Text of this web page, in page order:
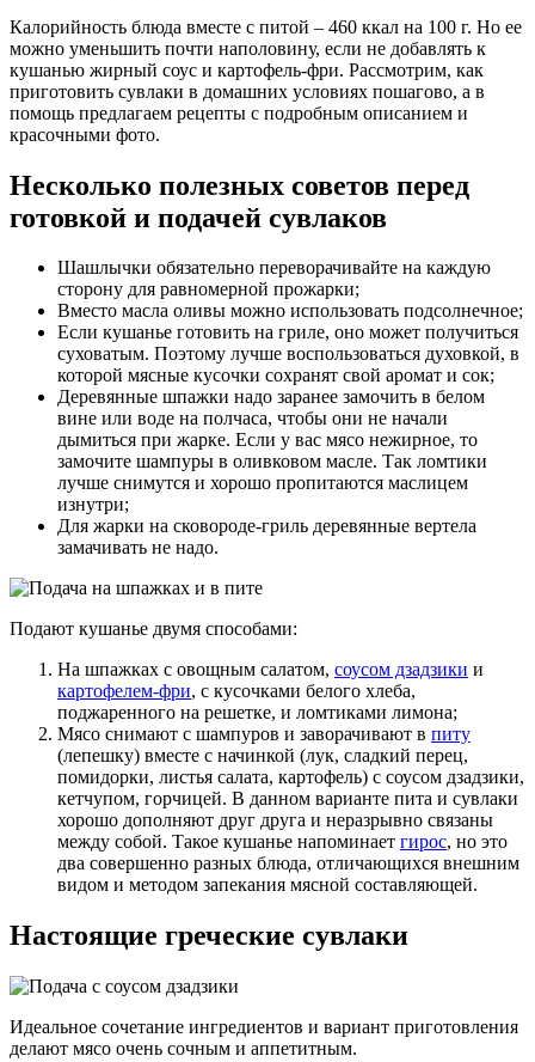
Калорийность блюда вместе с питой – 460 ккал на 100 г. Но ее
можно уменьшить почти наполовину, если не добавлять к
кушанью жирный соус и картофель-фри. Рассмотрим, как
приготовить сувлаки в домашних условиях пошагово, а в
помощь предлагаем рецепты с подробным описанием и
красочными фото.
Несколько полезных советов перед
готовкой и подачей сувлаков
Шашлычки обязательно переворачивайте на каждую
сторону для равномерной прожарки;
Вместо масла оливы можно использовать подсолнечное;
Если кушанье готовить на гриле, оно может получиться
суховатым. Поэтому лучше воспользоваться духовкой, в
которой мясные кусочки сохранят свой аромат и сок;
Деревянные шпажки надо заранее замочить в белом
вине или воде на полчаса, чтобы они не начали
дымиться при жарке. Если у вас мясо нежирное, то
замочите шампуры в оливковом масле. Так ломтики
лучше снимутся и хорошо пропитаются маслицем
изнутри;
Для жарки на сковороде-гриль деревянные вертела
замачивать не надо.
Подают кушанье двумя способами:
На шпажках с овощным салатом, соусом дзадзики и
картофелем-фри, с кусочками белого хлеба,
поджаренного на решетке, и ломтиками лимона;
Мясо снимают с шампуров и заворачивают в питу
(лепешку) вместе с начинкой (лук, сладкий перец,
помидорки, листья салата, картофель) с соусом дзадзики,
кетчупом, горчицей. В данном варианте пита и сувлаки
хорошо дополняют друг друга и неразрывно связаны
между собой. Такое кушанье напоминает гирос, но это
два совершенно разных блюда, отличающихся внешним
видом и методом запекания мясной составляющей.
Настоящие греческие сувлаки
Идеальное сочетание ингредиентов и вариант приготовления
делают мясо очень сочным и аппетитным.